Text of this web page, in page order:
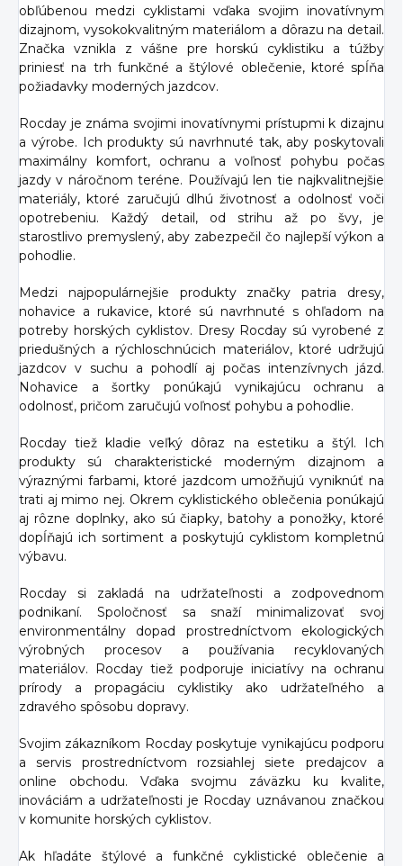
obľúbenou medzi cyklistami vďaka svojim inovatívnym
dizajnom, vysokokvalitným materiálom a dôrazu na detail.
Značka vznikla z vášne pre horskú cyklistiku a túžby
priniesť na trh funkčné a štýlové oblečenie, ktoré spĺňa
požiadavky moderných jazdcov.
Rocday je známa svojimi inovatívnymi prístupmi k dizajnu
a výrobe. Ich produkty sú navrhnuté tak, aby poskytovali
maximálny komfort, ochranu a voľnosť pohybu počas
jazdy v náročnom teréne. Používajú len tie najkvalitnejšie
materiály, ktoré zaručujú dlhú životnosť a odolnosť voči
opotrebeniu. Každý detail, od strihu až po švy, je
starostlivo premyslený, aby zabezpečil čo najlepší výkon a
pohodlie.
Medzi najpopulárnejšie produkty značky patria dresy,
nohavice a rukavice, ktoré sú navrhnuté s ohľadom na
potreby horských cyklistov. Dresy Rocday sú vyrobené z
priedušných a rýchloschnúcich materiálov, ktoré udržujú
jazdcov v suchu a pohodlí aj počas intenzívnych jázd.
Nohavice a šortky ponúkajú vynikajúcu ochranu a
odolnosť, pričom zaručujú voľnosť pohybu a pohodlie.
Rocday tiež kladie veľký dôraz na estetiku a štýl. Ich
produkty sú charakteristické moderným dizajnom a
výraznými farbami, ktoré jazdcom umožňujú vyniknúť na
trati aj mimo nej. Okrem cyklistického oblečenia ponúkajú
aj rôzne doplnky, ako sú čiapky, batohy a ponožky, ktoré
dopĺňajú ich sortiment a poskytujú cyklistom kompletnú
výbavu.
Rocday si zakladá na udržateľnosti a zodpovednom
podnikaní. Spoločnosť sa snaží minimalizovať svoj
environmentálny dopad prostredníctvom ekologických
výrobných procesov a používania recyklovaných
materiálov. Rocday tiež podporuje iniciatívy na ochranu
prírody a propagáciu cyklistiky ako udržateľného a
zdravého spôsobu dopravy.
Svojim zákazníkom Rocday poskytuje vynikajúcu podporu
a servis prostredníctvom rozsiahlej siete predajcov a
online obchodu. Vďaka svojmu záväzku ku kvalite,
inováciám a udržateľnosti je Rocday uznávanou značkou
v komunite horských cyklistov.
Ak hľadáte štýlové a funkčné cyklistické oblečenie a